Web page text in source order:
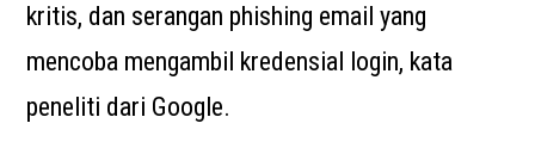
kritis, dan serangan phishing email yang
mencoba mengambil kredensial login, kata
peneliti dari Google.